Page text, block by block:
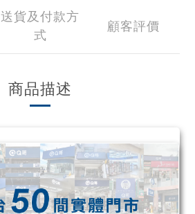
送貨及付款方
式
顧客評價
商品描述